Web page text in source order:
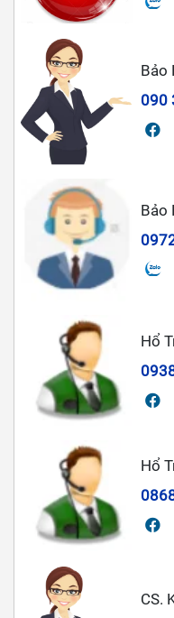
Bảo
090
Bảo
Hổ
Hổ
CS.